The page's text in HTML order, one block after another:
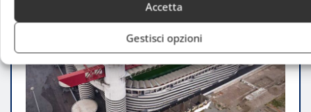
Accetta
Gestisci opzioni